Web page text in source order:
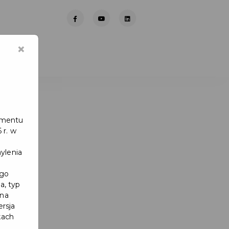
×
r. w
typ